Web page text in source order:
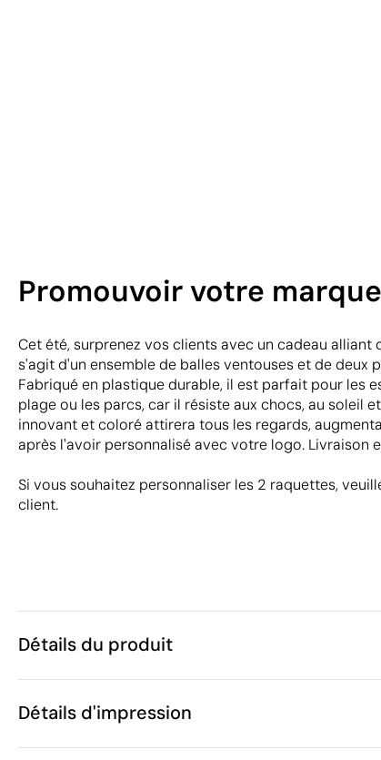
Promouvoir votre
Cet été, surprenez vos clients avec un cadeau
s'agit d'un ensemble de balles ventouses et de deux
Fabriqué en plastique durable, il est parfait pour les
plage ou les parcs, car il résiste aux chocs, au soleil
innovant et coloré attirera tous les regards,
après l'avoir personnalisé avec votre logo. Livraison
Si vous souhaitez personnaliser les 2 raquettes,
client.
Détails du produit
Caractéristiques
Code du produit
Détails d'impression